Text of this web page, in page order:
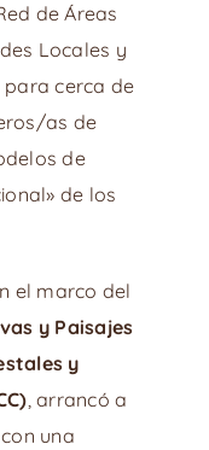
de Áreas
Locales y
para cerca de
as de
de
de los
el marco del
y Paisajes
y
, arrancó a
una